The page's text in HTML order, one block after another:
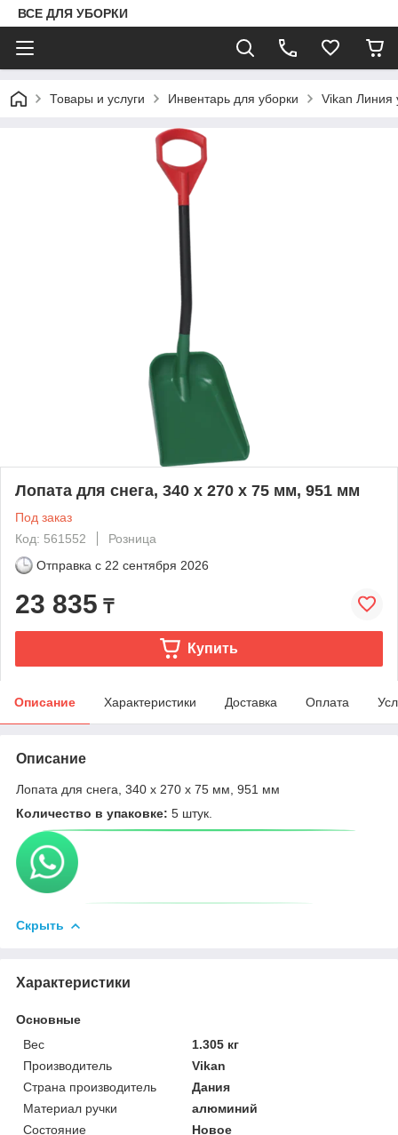
ВСЕ ДЛЯ УБОРКИ
Товары и услуги Инвентарь для уборки Vikan Линия
Лопата для снега, 340 x 270 x 75 мм, 951 мм
Под заказ
Код: 561552
Розница
Отправка с 22 сентября 2026
23 835 ₸
Купить
Описание Характеристики Доставка Оплата
Описание
Лопата для снега, 340 x 270 x 75 мм, 951 мм
Количество в упаковке: 5 штук.
Скрыть
Характеристики
Основные
Вес
1.305 кг
Производитель
Vikan
Страна производитель
Дания
Материал ручки
алюминий
Состояние
Новое